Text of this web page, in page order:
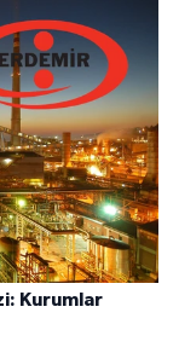
Kurumlar